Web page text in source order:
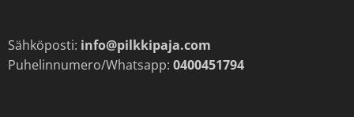
Sähköposti: info@pilkkipaja.com
Puhelinnumero/Whatsapp: 0400451794